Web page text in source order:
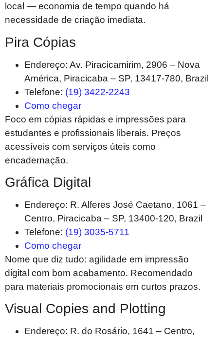
local — economia de tempo quando há
necessidade de criação imediata.
Pira Cópias
Endereço: Av. Piracicamirim, 2906 – Nova
América, Piracicaba – SP, 13417-780, Brazil
Telefone: (19) 3422-2243
Como chegar
Foco em cópias rápidas e impressões para
estudantes e profissionais liberais. Preços
acessíveis com serviços úteis como
encadernação.
Gráfica Digital
Endereço: R. Alferes José Caetano, 1061 –
Centro, Piracicaba – SP, 13400-120, Brazil
Telefone: (19) 3035-5711
Como chegar
Nome que diz tudo: agilidade em impressão
digital com bom acabamento. Recomendado
para materiais promocionais em curtos prazos.
Visual Copies and Plotting
Endereço: R. do Rosário, 1641 – Centro,